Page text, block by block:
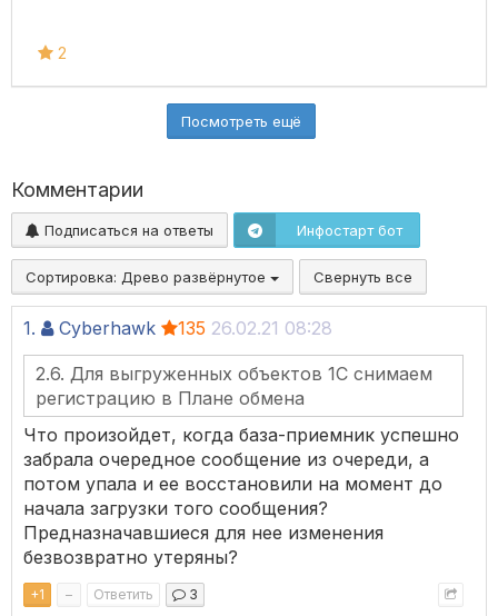
2
Посмотреть ещё
Комментарии
Подписаться на ответы Инфостарт бот
Сортировка: Древо развёрнутое Свернуть все
1. Cyberhawk 135 26.02.21 08:28
2.6. Для выгруженных объектов 1С снимаем
регистрацию в Плане обмена
Что произойдет, когда база-приемник успешно
забрала очередное сообщение из очереди, а
потом упала и ее восстановили на момент до
начала загрузки того сообщения?
Предназначавшиеся для нее изменения
безвозвратно утеряны?
+1 – Ответить 3